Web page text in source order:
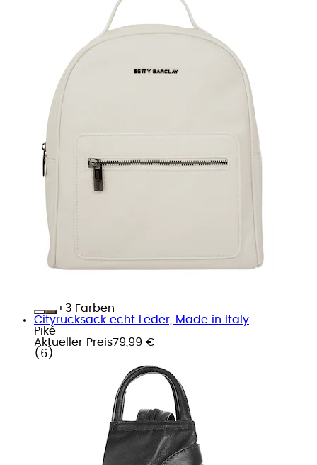
+
Farben
Cityrucksack echt Leder, Made in Italy
Piké
Aktueller Preis79,99 €
( 6 )